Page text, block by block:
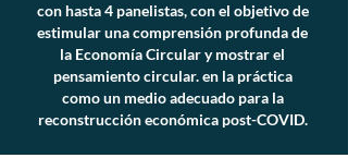
con hasta 4 panelistas, con el objetivo de
estimular una comprensión profunda de
la Economía Circular y mostrar el
pensamiento circular. en la práctica
como un medio adecuado para la
reconstrucción económica post-COVID.